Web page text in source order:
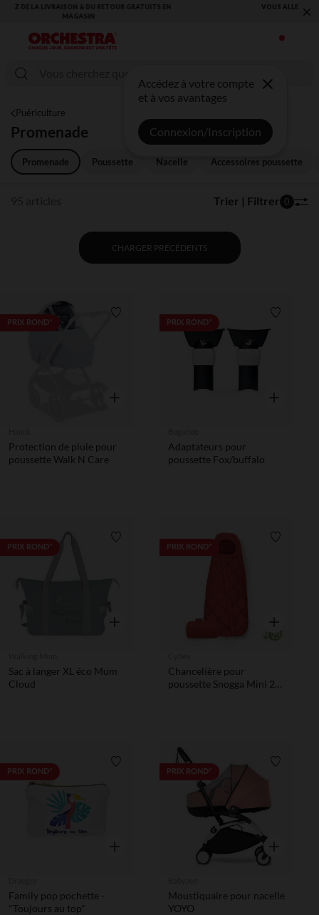
VOUS ALLEZ ADORER LA RENTRÉE ! DÉCOUVREZ LA NOUVELLE
×
Accédez à votre compte
et à vos avantages
Connexion/Inscription
Puériculture
Promenade
Promenade Poussette Nacelle Accessoires poussette
Trier | Filtrer 0
CHARGER PRÉCÉDENTS
PRIX ROND* Liste de souhaits
Aperçu rapide
Protection de pluie pour
poussette Walk N Care
PRIX ROND*
Aperçu
Adaptateurs pour
poussette Fox/buffalo
PRIX ROND* Liste de souhaits
Aperçu rapide
Sac à langer XL éco Mum
Cloud
PRIX ROND*
Aperçu
Chancelière pour
poussette Snogga Mini 2
PRIX ROND* Liste de souhaits
Aperçu rapide
Family pop pochette -
"Toujours au top"
PRIX ROND*
Aperçu
Moustiquaire pour nacelle
YOYO